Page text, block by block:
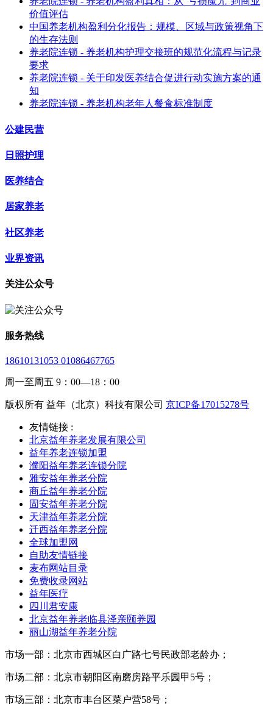
价值评估
中国养老机构盈利分化报告：规模、区域与政策视角下
的生存法则
养老院连锁 - 养老机构护理交接班的规范化流程与记录
要求
养老院连锁 - 关于印发医养结合促进行动实施方案的通
知
养老院连锁 - 养老机构老年人餐食标准制度
公建民营
日照护理
医养结合
居家养老
社区养老
业界资讯
关注公众号
服务热线
18610131053 01086467765
周一至周五 9：00—18：00
版权所有 益年（北京）科技有限公司 京ICP备17015278号
友情链接 :
北京益年养老发展有限公司
益年养老连锁加盟
濮阳益年养老连锁分院
雅安益年养老分院
商丘益年养老分院
固安益年养老分院
天津益年养老分院
迁西益年养老分院
全球加盟网
自助友情链接
麦布网站目录
免费收录网站
益年医疗
四川君安康
北京益年养老临县泽亲颐养园
丽山湖益年养老分院
市场一部：北京市西城区白广路七号民政部老龄办；
市场二部：北京市朝阳区南磨房路平乐园甲5号；
市场三部：北京市丰台区菜户营58号；